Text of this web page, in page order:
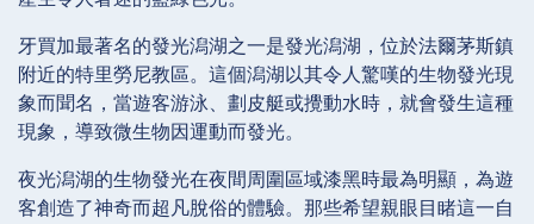
牙買加最著名的發光潟湖之一是發光潟湖，位於法爾茅斯鎮
附近的特里勞尼教區。這個潟湖以其令人驚嘆的生物發光現
象而聞名，當遊客游泳、劃皮艇或攪動水時，就會發生這種
現象，導致微生物因運動而發光。
夜光潟湖的生物發光在夜間周圍區域漆黑時最為明顯，為遊
客創造了神奇而超凡脫俗的體驗。那些希望親眼目睹這一自